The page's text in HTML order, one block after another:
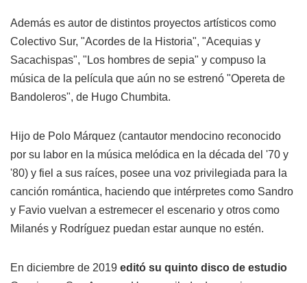
Además es autor de distintos proyectos artísticos como
Colectivo Sur, "Acordes de la Historia", "Acequias y
Sacachispas", "Los hombres de sepia" y compuso la
música de la película que aún no se estrenó "Opereta de
Bandoleros", de Hugo Chumbita.
Hijo de Polo Márquez (cantautor mendocino reconocido
por su labor en la música melódica en la década del '70 y
'80) y fiel a sus raíces, posee una voz privilegiada para la
canción romántica, haciendo que intérpretes como Sandro
y Favio vuelvan a estremecer el escenario y otros como
Milanés y Rodríguez puedan estar aunque no estén.
En diciembre de 2019 editó su quinto disco de estudio